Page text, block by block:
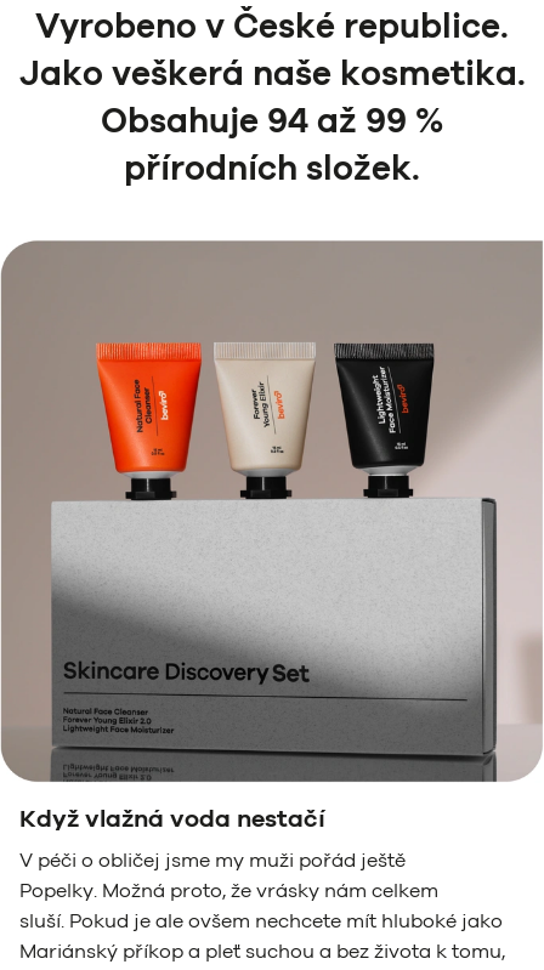
Vyrobeno v České republice.
Jako veškerá naše kosmetika.
Obsahuje 94 až 99 %
přírodních složek.
Když vlažná voda nestačí
V péči o obličej jsme my muži pořád ještě
Popelky. Možná proto, že vrásky nám celkem
sluší. Pokud je ale ovšem nechcete mít hluboké jako
Mariánský příkop a pleť suchou a bez života k tomu,